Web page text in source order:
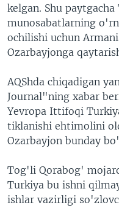
kelgan. Shu
munosabatlarning
ochilishi uchun
Ozarbayjonga
AQShda chiqadigan
Journal"ning xabar
Yevropa Ittifoqi
tiklanishi ehtimolini
Ozarbayjon bunday
Tog'li Qorabog'
Turkiya bu ishni
ishlar vazirligi